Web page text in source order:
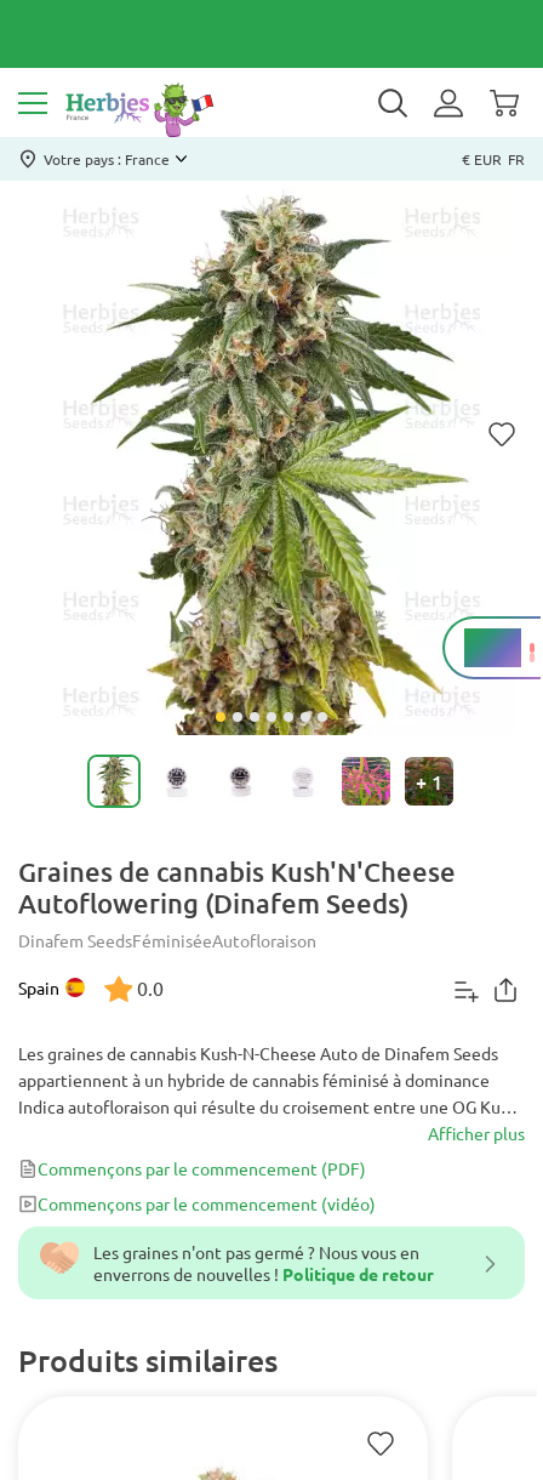
Votre pays : France € EUR FR
20+%
THC
+1
Graines de cannabis Kush'N'Cheese
Autoflowering (Dinafem Seeds)
Dinafem SeedsFéminiséeAutofloraison
Spain 0.0
Les graines n'ont pas germé ? Nous vous en
enverrons de nouvelles ! Politique de retour
Produits similaires
Les graines de cannabis Kush-N-Cheese Auto de Dinafem Seeds
appartiennent à un hybride de cannabis féminisé à dominance
Indica autofloraison qui résulte du croisement entre une OG Kush
et une Cheese Auto. C'est une variété de cannabis de haute
qualité destinée à ceux qui privilégient le goût et les propriétés
aromatiques.
Afficher plus
Commençons par le commencement (PDF)
Commençons par le commencement (vidéo)